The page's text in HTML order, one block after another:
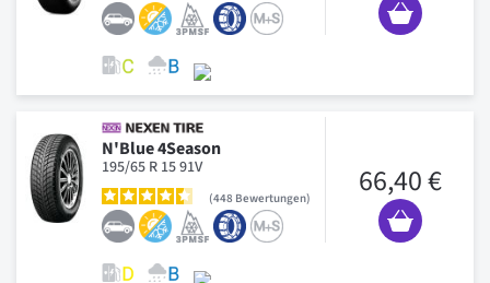
N'Blue 4Season
195/65 R 15 91V
448 Bewertungen 66,40 €